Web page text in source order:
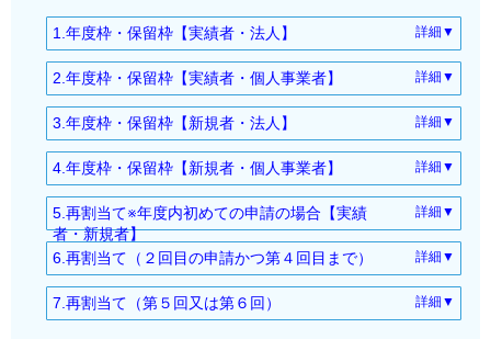
業を行っている法人または個人事業者。
割当て物品を自分の営業のために「自ら輸入」
しようとする者。
申請日６ヶ月以前から行っているべき事業
履物及びその部分品又は皮革製品の販売又は輸入
衣料品の販売又は輸入
服飾・衣料雑貨、装身具等履物に関連する事業に係
る製品の販売又は輸入
者。
・既に発給した証明書を返納した者又は証明書
の割当数量の一部を使用している者。
年度内３回目以降の申請の場合(第４回まで)
・上記「1.申請要件」の申請要件を満たしている
者。
・既に発給した証明書全てを返納した者。
又は
割当数量の一部を使用している証明書１通を
残し、他の証明書を全て返納した者。
年度内２回目以降の申請で第５回及び第６回に
申請する場合
1.年度枠・保留枠【実績者・法人】 詳細▼
関税割当申請書（省令様式第１）ｘ１通
関税割当輸入実績表（申告書）（公表様式第１）
ｘ１通
法人の印鑑証明（申請日前１か月以内）原本ｘ１
通
法人情報（国税庁法人番号公表サイト）写しｘ１
通
返信用レターパック・プラス（赤色）ｘ１部
2.年度枠・保留枠【実績者・個人事業者】 詳細▼
関税割当申請書（省令様式第１）ｘ１通
関税割当輸入実績表（申告書）（公表様式第１）
ｘ１通
印鑑登録証明書（申請日前１か月以内）原本ｘ１
通
前年度の所得税の確定申告書Ｂ（第一表及び第二
表）ｘ１通
前年度の収支内訳書の控え原本ｘ１通
※青色申告者は「青色申告決算書」控えの原本ｘ１
3.年度枠・保留枠【新規者・法人】 詳細▼
関税割当申請書（省令様式第１）ｘ１通
事業内容確認書（公表様式第２）ｘ１通
法人の印鑑証明書（申請日前１か月以内）ｘ１通
法人の登記事項証明書（履歴事項全部証明書/申請
日前１か月以内）原本ｘ１通
法人情報（国税庁法人番号公表サイト）写しｘ１
通
4.年度枠・保留枠【新規者・個人事業者】 詳細▼
関税割当申請書（省令様式第１）ｘ１通
事業内容確認書（公表様式第２）ｘ１通
個人事業者本人の印鑑登録証明書（申請日前１か
月以内）原本ｘ１通
事務所建物の不動産登記事項証明書の原本又は賃
貸借契約書写しｘ１通
5.再割当て※年度内初めての申請の場合【実績
者・新規者】
詳細▼
実績
者の
場
合：
6.再割当て（２回目の申請かつ第４回目まで） 詳細▼
関税割当申請書（省令様式第１）ｘ１通
関税割当証明書使用状況表（再割当申請用）（公
7.再割当て（第５回又は第６回） 詳細▼
関税割当申請書（省令様式第１）ｘ１通